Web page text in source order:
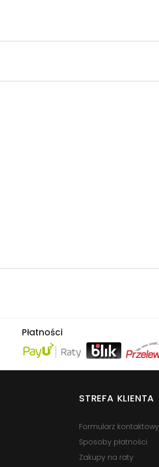
Płatności
STREFA KLIENTA
Formularz kontaktowy
Sposoby płatności
Zakupy na raty